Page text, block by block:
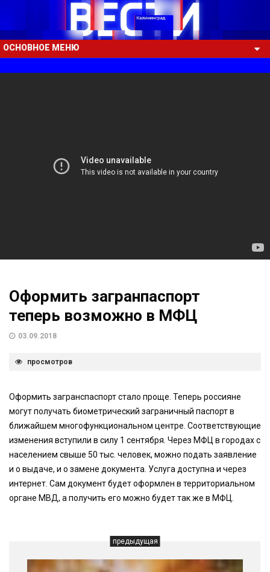
ОСНОВНОЕ МЕНЮ
Оформить загранпаспорт
теперь возможно в МФЦ
03.09.2018
просмотров
Оформить загранспаспорт стало проще. Теперь россияне
могут получать биометрический заграничный паспорт в
ближайшем многофункциональном центре. Соответствующие
изменения вступили в силу 1 сентября. Через МФЦ в городах с
населением свыше 50 тыс. человек, можно подать заявление
и о выдаче, и о замене документа. Услуга доступна и через
интернет. Сам документ будет оформлен в территориальном
органе МВД, а получить его можно будет так же в МФЦ.
предыдущая